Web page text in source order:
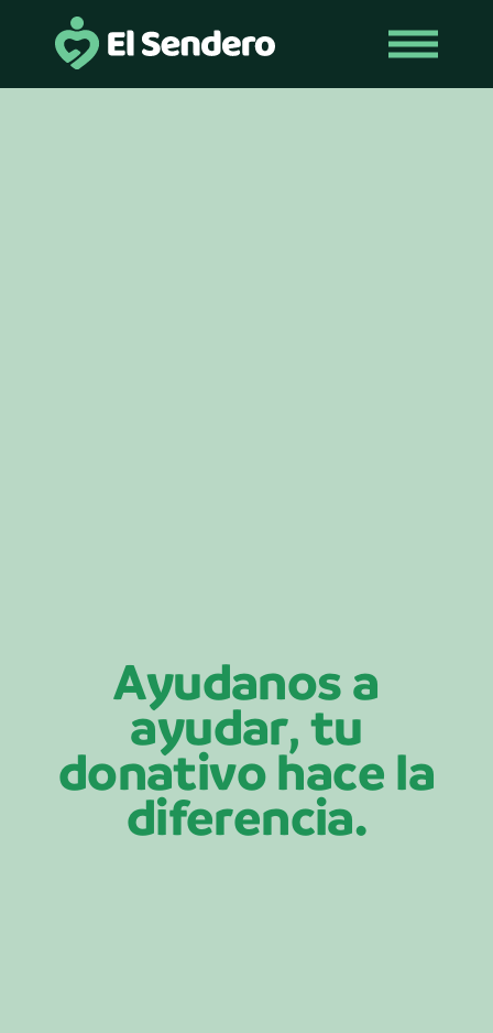
Ayudanos a
ayudar, tu
donativo hace la
diferencia.